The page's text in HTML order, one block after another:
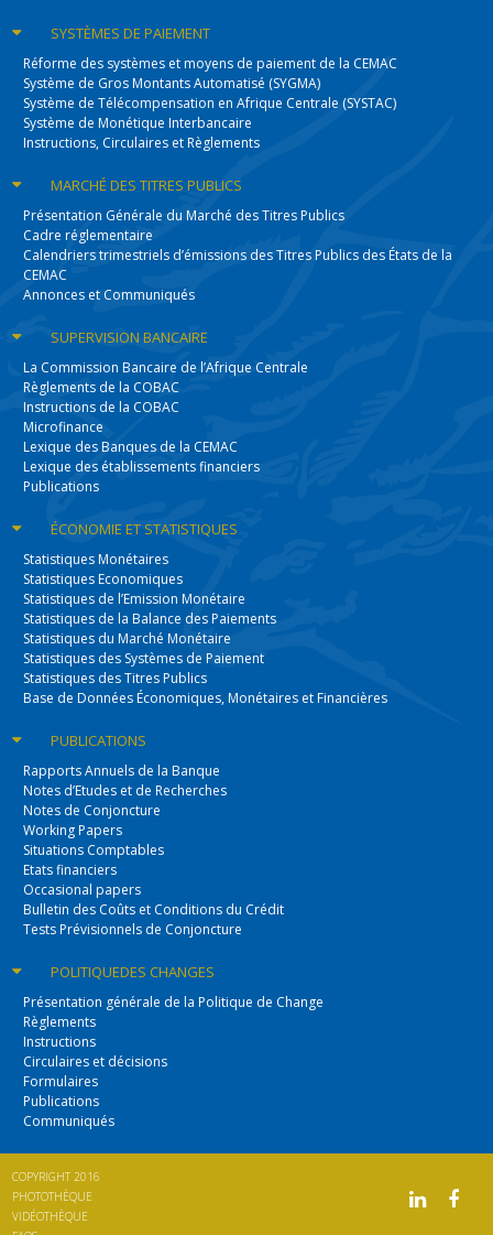
SYSTÈMESDE PAIEMENT
Réforme des systèmes et moyens de paiement de la CEMAC
Système de Gros Montants Automatisé (SYGMA)
Système de Télécompensation en Afrique Centrale (SYSTAC)
Système de Monétique Interbancaire
Instructions, Circulaires et Règlements
MARCHÉ DESTITRES PUBLICS
Présentation Générale du Marché des Titres Publics
Cadre réglementaire
Calendriers trimestriels d’émissions des Titres Publics des États de la
CEMAC
Annonces et Communiqués
SUPERVISIONBANCAIRE
La Commission Bancaire de l’Afrique Centrale
Règlements de la COBAC
Instructions de la COBAC
Microfinance
Lexique des Banques de la CEMAC
Lexique des établissements financiers
Publications
ÉCONOMIEET STATISTIQUES
Statistiques Monétaires
Statistiques Economiques
Statistiques de l’Emission Monétaire
Statistiques de la Balance des Paiements
Statistiques du Marché Monétaire
Statistiques des Systèmes de Paiement
Statistiques des Titres Publics
Base de Données Économiques, Monétaires et Financières
PUBLICATIONS
Rapports Annuels de la Banque
Notes d’Etudes et de Recherches
Notes de Conjoncture
Working Papers
Situations Comptables
Etats financiers
Occasional papers
Bulletin des Coûts et Conditions du Crédit
Tests Prévisionnels de Conjoncture
POLITIQUEDES CHANGES
Présentation générale de la Politique de Change
Règlements
Instructions
Circulaires et décisions
Formulaires
Publications
Communiqués
COPYRIGHT 2016
PHOTOTHÈQUE
VIDÉOTHÈQUE